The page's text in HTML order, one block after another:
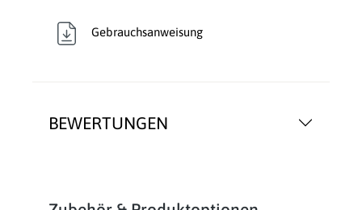
BEWERTUNGEN
Gebrauchsanweisung
Produktgalerie überspringen